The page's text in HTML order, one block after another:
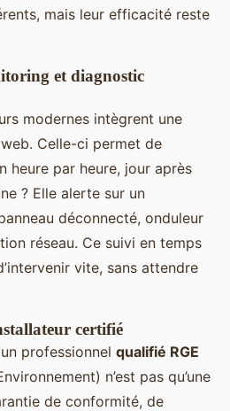
mais leur efficacité reste
et diagnostic
modernes intègrent une
Celle-ci permet de
heure par heure, jour après
? Elle alerte sur un
déconnecté, onduleur
réseau. Ce suivi en temps
vite, sans attendre
certifié
professionnel qualifié RGE
n’est pas qu’une
de conformité, de